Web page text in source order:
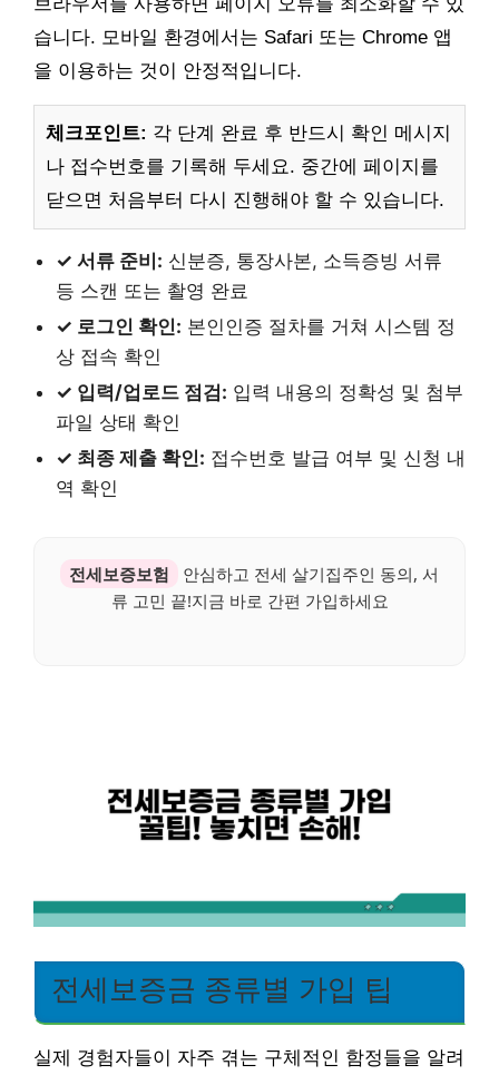
브라우저를 사용하면 페이지 오류를 최소화할 수 있
습니다. 모바일 환경에서는 Safari 또는 Chrome 앱
을 이용하는 것이 안정적입니다.
체크포인트: 각 단계 완료 후 반드시 확인 메시지
나 접수번호를 기록해 두세요. 중간에 페이지를
닫으면 처음부터 다시 진행해야 할 수 있습니다.
✓ 서류 준비: 신분증, 통장사본, 소득증빙 서류
등 스캔 또는 촬영 완료
✓ 로그인 확인: 본인인증 절차를 거쳐 시스템 정
상 접속 확인
✓ 입력/업로드 점검: 입력 내용의 정확성 및 첨부
파일 상태 확인
✓ 최종 제출 확인: 접수번호 발급 여부 및 신청 내
역 확인
전세보증보험
안심하고 전세 살기집주인 동의, 서
류 고민 끝!지금 바로 간편 가입하세요
전세보증금 종류별 가입 팁
실제 경험자들이 자주 겪는 구체적인 함정들을 알려